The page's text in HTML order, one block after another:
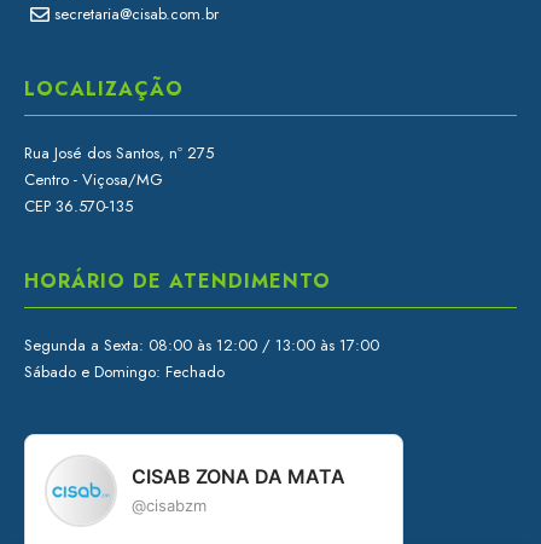
secretaria@cisab.com.br
LOCALIZAÇÃO
Rua José dos Santos, nº 275
Centro - Viçosa/MG
CEP 36.570-135
HORÁRIO DE ATENDIMENTO
Segunda a Sexta: 08:00 às 12:00 / 13:00 às 17:00
Sábado e Domingo: Fechado
CISAB ZONA DA MATA
@cisabzm